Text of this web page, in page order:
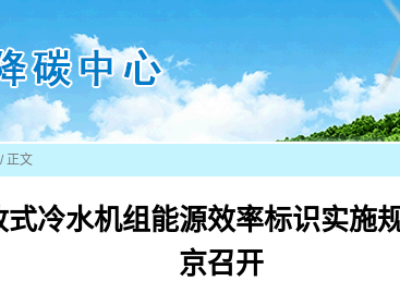
/ 正文
式冷水机组能源效率标识实施
京召开